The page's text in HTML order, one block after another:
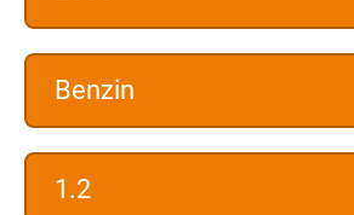
Benzin
1.2